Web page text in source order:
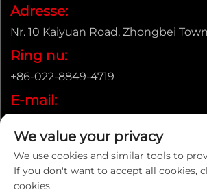
Adresse:
Nr. 10 Kaiyuan Road, Zhongbei
Ring nu:
+86-022-8849-4719
E-mail:
Copyright © ENAK (Tianjin) Automation
We value your privacy
We use cookies and similar tools to
If you don't want to accept all cookies,
cookies.